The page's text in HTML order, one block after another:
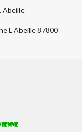
Abeille
L Abeille 87800